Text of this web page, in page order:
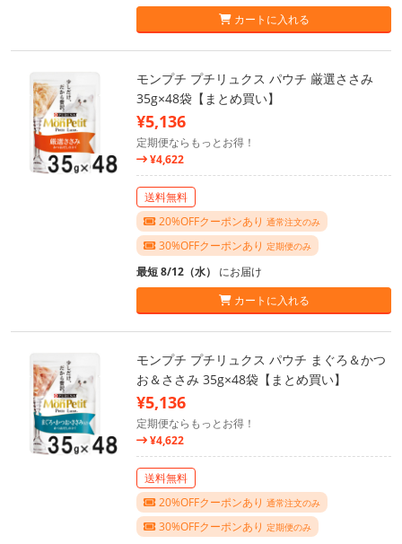
カートに入れる
モンプチ プチリュクス パウチ 厳選ささみ
35g×48袋【まとめ買い】
¥5,136
定期便ならもっとお得！
¥4,622
送料無料
20%OFFクーポンあり 通常注文のみ
30%OFFクーポンあり 定期便のみ
最短 8/12（水） にお届け
カートに入れる
モンプチ プチリュクス パウチ まぐろ＆かつ
お＆ささみ 35g×48袋【まとめ買い】
¥5,136
定期便ならもっとお得！
¥4,622
送料無料
20%OFFクーポンあり 通常注文のみ
30%OFFクーポンあり 定期便のみ